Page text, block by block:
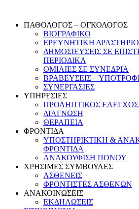
contentΠΑΘΟΛΟΓΟΣ – ΟΓΚΟΛΟΓΟΣ
ΒΙΟΓΡΑΦΙΚΟ
ΕΡΕΥΝΗΤΙΚΗ
ΔΗΜΟΣΙΕΥΣΕΙΣ ΣΕ
ΠΕΡΙΟΔΙΚΑ
ΟΜΙΛΙΕΣ ΣΕ ΣΥΝΕΔΡΙΑ
ΒΡΑΒΕΥΣΕΙΣ –
ΣΥΝΕΡΓΑΣΙΕΣ
ΥΠΗΡΕΣΙΕΣ
ΠΡΟΛΗΠΤΙΚΟΣ ΕΛΕΓΧΟΣ
ΔΙΑΓΝΩΣΗ
ΘΕΡΑΠΕΙΑ
ΦΡΟΝΤΙΔΑ
ΥΠΟΣΤΗΡΙΚΤΙΚΗ &
ΦΡΟΝΤΙΔΑ
ΑΝΑΚΟΥΦΙΣΗ ΠΟΝΟΥ
ΧΡΗΣΙΜΕΣ ΣΥΜΒΟΥΛΕΣ
ΑΣΘΕΝΕΙΣ
ΦΡΟΝΤΙΣΤΕΣ ΑΣΘΕΝΩΝ
ΑΝΑΚΟΙΝΩΣΕΙΣ
ΕΚΔΗΛΩΣΕΙΣ